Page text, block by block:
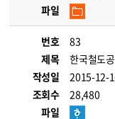
파일
번호
83
제목
한국철도
작성일
2015-12-
조회수
28,480
파일